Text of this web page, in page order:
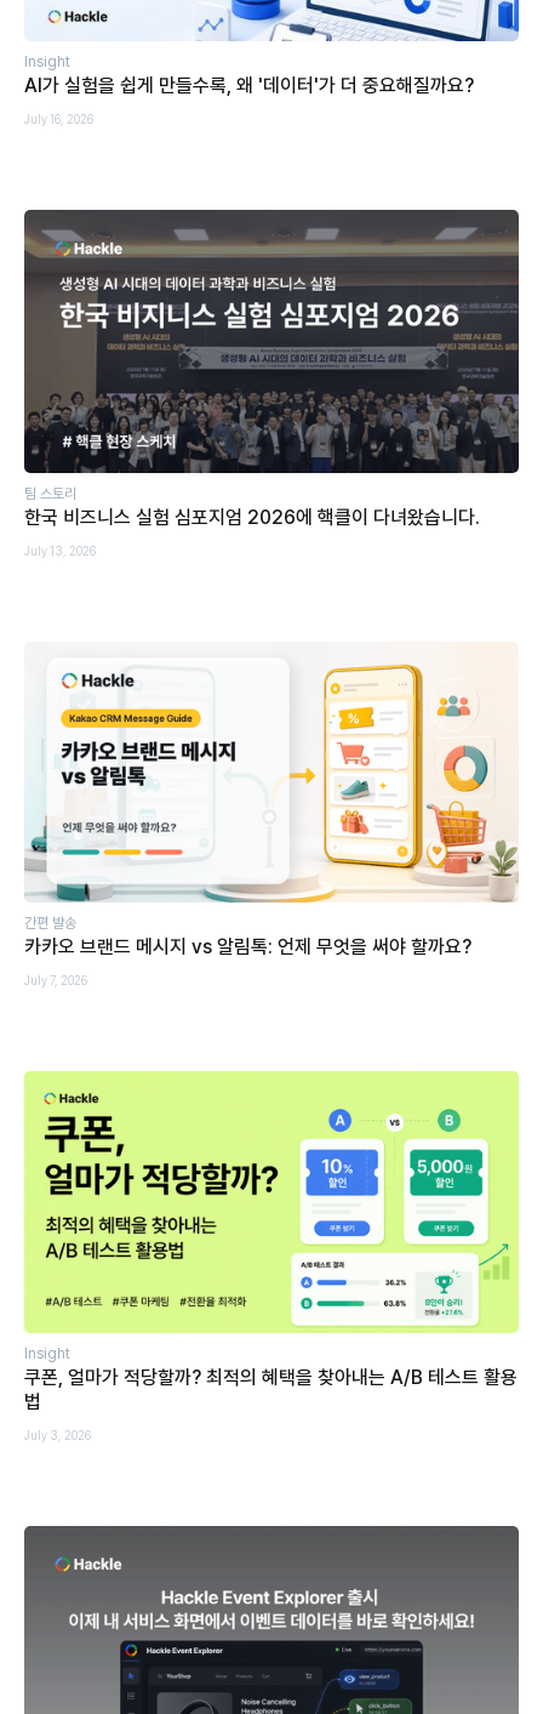
Insight
AI가 실험을 쉽게 만들수록, 왜 '데이터'가 더 중요해질까요?
July 16, 2026
팀 스토리
한국 비즈니스 실험 심포지엄 2026에 핵클이 다녀왔습니다.
July 13, 2026
간편 발송
카카오 브랜드 메시지 vs 알림톡: 언제 무엇을 써야 할까요?
July 7, 2026
Insight
쿠폰, 얼마가 적당할까? 최적의 혜택을 찾아내는 A/B 테스트 활용
법
July 3, 2026